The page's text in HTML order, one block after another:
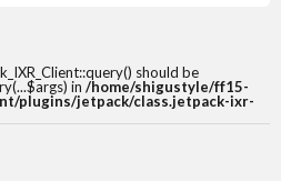
should be
in /home/shigustyle/ff15-
plugins/jetpack/class.jetpack-ixr-